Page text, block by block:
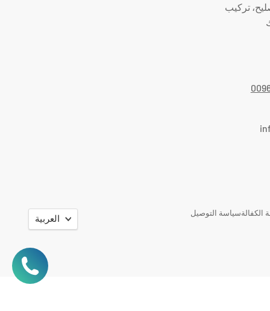
تركيب
الكفالةسياسة التوصيل اللغةالعربية